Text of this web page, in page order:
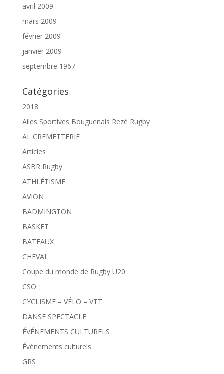
avril 2009
mars 2009
février 2009
janvier 2009
septembre 1967
Catégories
2018
Ailes Sportives Bouguenais Rezé Rugby
AL CREMETTERIE
Articles
ASBR Rugby
ATHLÉTISME
AVION
BADMINGTON
BASKET
BATEAUX
CHEVAL
Coupe du monde de Rugby U20
CSO
CYCLISME – VÉLO – VTT
DANSE SPECTACLE
ÉVÉNEMENTS CULTURELS
Événements culturels
GRS